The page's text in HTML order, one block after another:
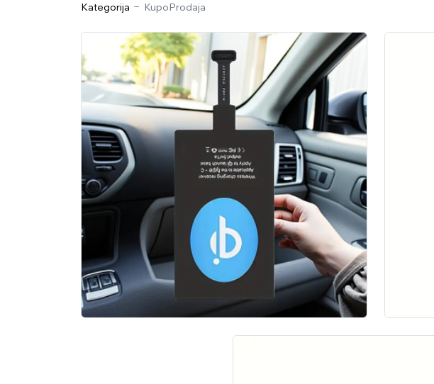
Kategorija
KupoProdaja